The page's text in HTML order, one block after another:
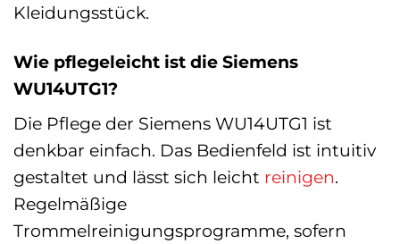
Kleidungsstück.
Wie pflegeleicht ist die Siemens
WU14UTG1?
Die Pflege der Siemens WU14UTG1 ist
denkbar einfach. Das Bedienfeld ist intuitiv
gestaltet und lässt sich leicht reinigen.
Regelmäßige
Trommelreinigungsprogramme, sofern